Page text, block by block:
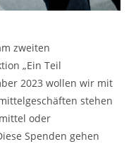
zweiten
„Ein Teil
2023 wollen wir mit
stehen
oder
Spenden gehen